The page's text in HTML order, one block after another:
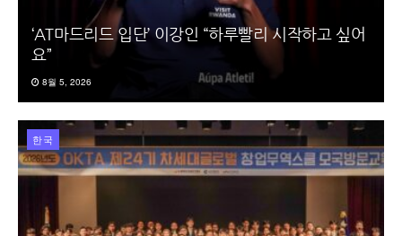
‘AT마드리드 입단’ 이강인 “하루빨리 시작하고 싶어
요”
8월 5, 2026
한국